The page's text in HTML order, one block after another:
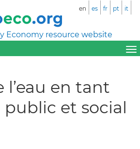
Economy resource website
en es fr pt it
l’eau en tant
et social